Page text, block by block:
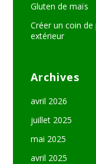
Gluten de maïs
Créer un coin
extérieur
Archives
avril 2026
juillet 2025
mai 2025
avril 2025